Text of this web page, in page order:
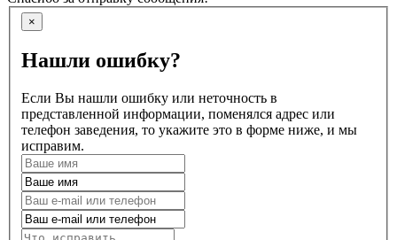
×
Нашли ошибку?
Если Вы нашли ошибку или неточность в
представленной информации, поменялся адрес или
телефон заведения, то укажите это в форме ниже, и мы
исправим.